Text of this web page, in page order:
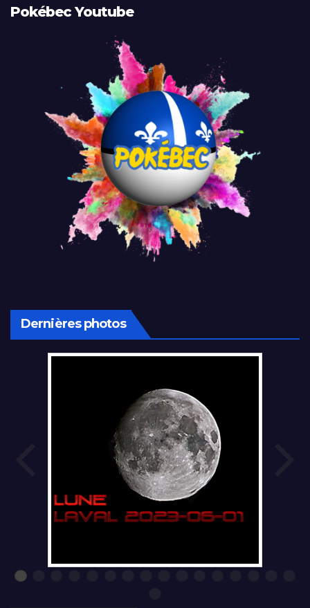
Pokébec Youtube
Dernières photos